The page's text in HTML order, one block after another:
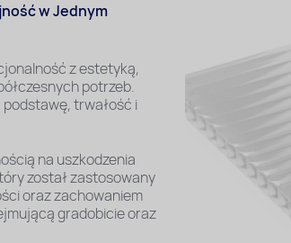
w Jednym
z estetyką,
potrzeb.
trwałość i
na uszkodzenia
został zastosowany
oraz zachowaniem
gradobicie oraz